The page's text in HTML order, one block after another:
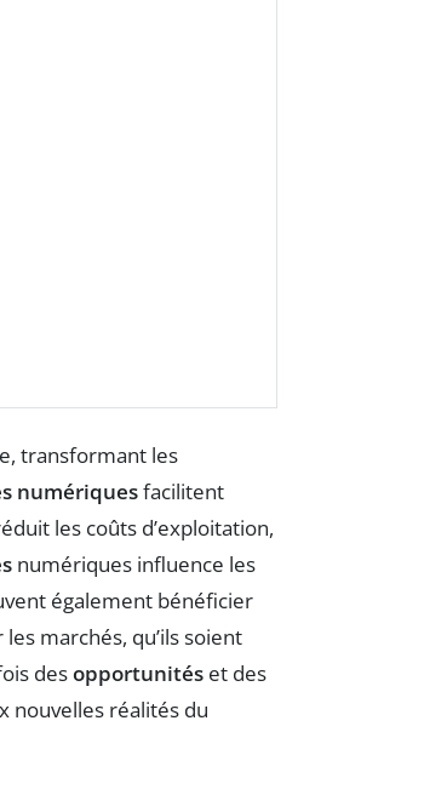
transformant les
numériquesfacilitent
les coûts d’exploitation,
numériques influence les
également bénéficier
les marchés, qu’ils soient
desopportunités et des
nouvelles réalités du